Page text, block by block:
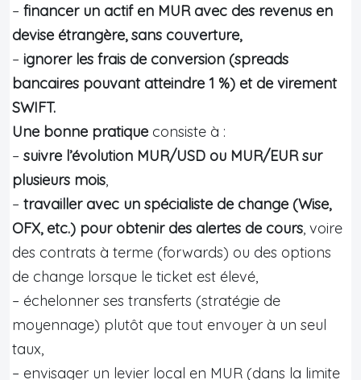
– financer un actif en MUR avec des revenus en
devise étrangère, sans couverture,
– ignorer les frais de conversion (spreads
bancaires pouvant atteindre 1 %) et de virement
SWIFT.
Une bonne pratique consiste à :
– suivre l’évolution MUR/USD ou MUR/EUR sur
plusieurs mois,
– travailler avec un spécialiste de change (Wise,
OFX, etc.) pour obtenir des alertes de cours, voire
des contrats à terme (forwards) ou des options
de change lorsque le ticket est élevé,
– échelonner ses transferts (stratégie de
moyennage) plutôt que tout envoyer à un seul
taux,
– envisager un levier local en MUR (dans la limite